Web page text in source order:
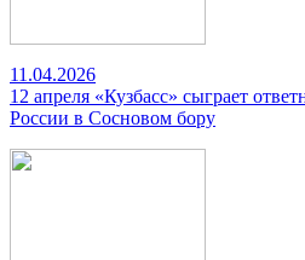
11.04.2026
12 апреля «Кузбасс» сыграет
России в Сосновом бору